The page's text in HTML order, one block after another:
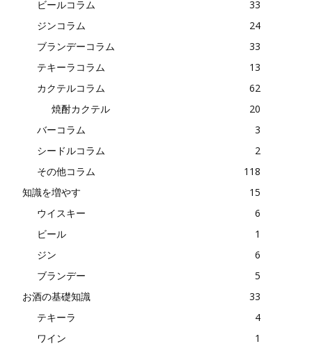
ビールコラム
33
ジンコラム
24
ブランデーコラム
33
テキーラコラム
13
カクテルコラム
62
焼酎カクテル
20
バーコラム
3
シードルコラム
2
その他コラム
118
知識を増やす
15
ウイスキー
6
ビール
1
ジン
6
ブランデー
5
お酒の基礎知識
33
テキーラ
4
ワイン
1